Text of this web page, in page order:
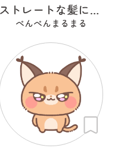
ストレートな髪に憧れるひつじ
ぺんぺんまるまる